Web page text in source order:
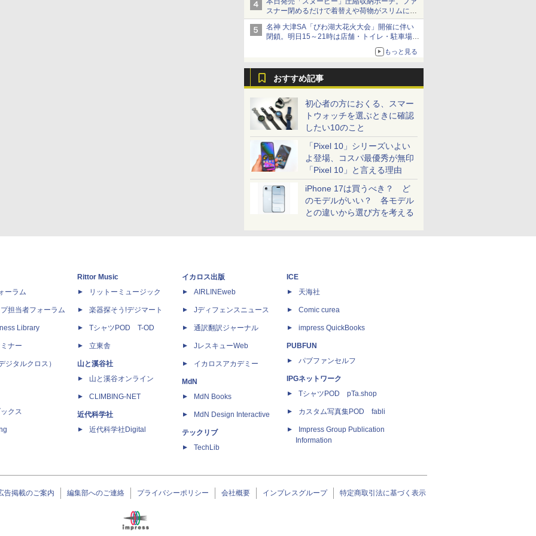
スナー閉めるだけで着替えや荷物がスリムにま
とまる
名神 大津SA「びわ湖大花火大会」開催に伴い
閉鎖。明日15～21時は店舗・トイレ・駐車場の
もっと見る
おすすめ記事
初心者の方におくる、スマー
トウォッチを選ぶときに確認
したい10のこと
「Pixel 10」シリーズいよい
よ登場、コスパ最優秀が無印
「Pixel 10」と言える理由
iPhone 17は買うべき？ ど
のモデルがいい？ 各モデル
との違いから選び方を考える
ーラム
担当者フォーラム
Library
ナー
ジタルクロス）
クス
Rittor Music
リットーミュージック
楽器探そう!デジマート
TシャツPOD T-OD
立東舎
山と溪谷社
山と溪谷オンライン
CLIMBING-NET
近代科学社
近代科学社Digital
イカロス出版
AIRLINEweb
Jディフェンスニュース
通訳翻訳ジャーナル
JレスキューWeb
イカロスアカデミー
MdN
MdN Books
MdN Design Interactive
テックリブ
TechLib
ICE
天海社
Comic curea
impress QuickBooks
PUBFUN
パブファンセルフ
IPGネットワーク
TシャツPOD pTa.shop
カスタム写真集POD fabli
Impress Group Publication
Information
告掲載のご案内 編集部へのご連絡 プライバシーポリシー 会社概要 インプレスグループ 特定商取引法に基づく表示